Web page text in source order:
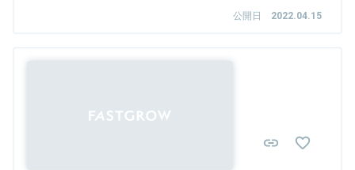
公開日 2022.04.15